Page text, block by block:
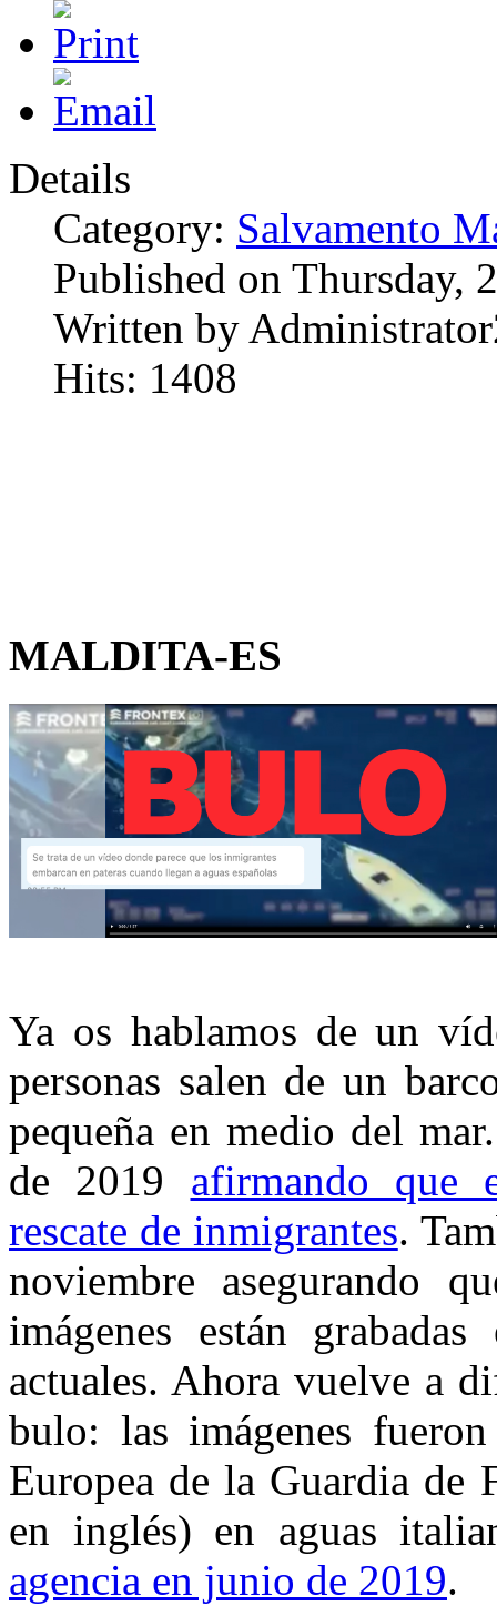
Details
Category: Salvamento
Published on Thursday,
Written by
Hits: 1408
MALDITA-ES
Ya os hablamos de un
personas salen de un
pequeña en medio del
de 2019 afirmando que
rescate de inmigrantes.
noviembre asegurando
imágenes están
actuales. Ahora vuelve a
bulo: las imágenes
Europea de la Guardia de
en inglés) en aguas
agencia en junio de 2019.